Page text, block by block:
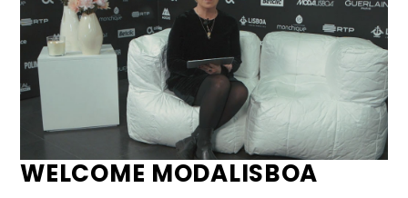
WELCOME MODALISBOA